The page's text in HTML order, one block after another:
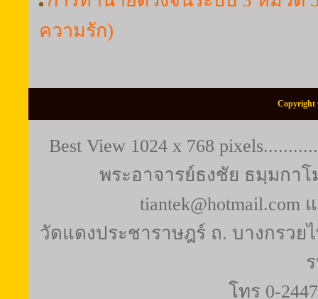
ความรัก)
Copyright
Best View 1024 x 768
พระอาจารย์ธงชัย ธมฺมกาโ
tiantek@hotmail.com
วัดแดงประชาราษฎร์ ถ. บางกรวย
โทร 0-